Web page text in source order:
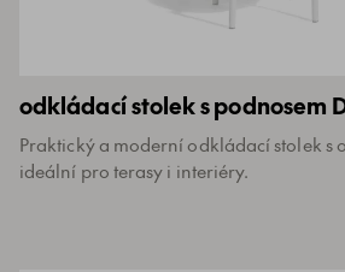
odkládací stolek s podnosem
Praktický a moderní odkládací stolek s
ideální pro terasy i interiéry.